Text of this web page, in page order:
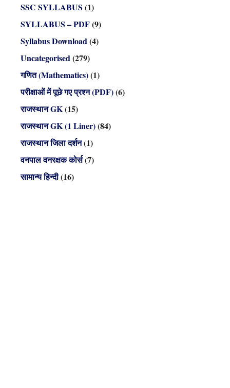
SSC SYLLABUS (1)
SYLLABUS – PDF(9)
Syllabus Download(4)
Uncategorised(279)
गणित (Mathematics)(1)
परीक्षाओं में पूछे गए प्रश्न (PDF)(6)
राजस्थान GK(15)
राजस्थान GK (1 Liner)(84)
राजस्थान जिला दर्शन(1)
वनपाल वनरक्षक कोर्स(7)
सामान्य हिन्दी(16)